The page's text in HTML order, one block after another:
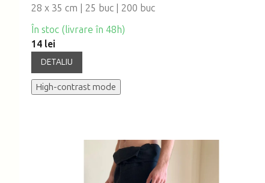
28 x 35 cm | 25 buc | 200 buc
În stoc (livrare în 48h)
14 lei
DETALIU
High-contrast mode